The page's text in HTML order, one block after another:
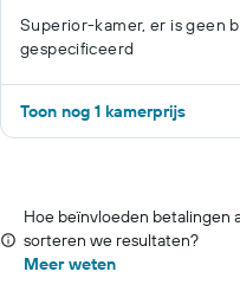
Superior-kamer, er is geen
gespecificeerd
Toon nog 1 kamerprijs
Hoe beïnvloeden betalingen
sorteren we resultaten?
Meer weten